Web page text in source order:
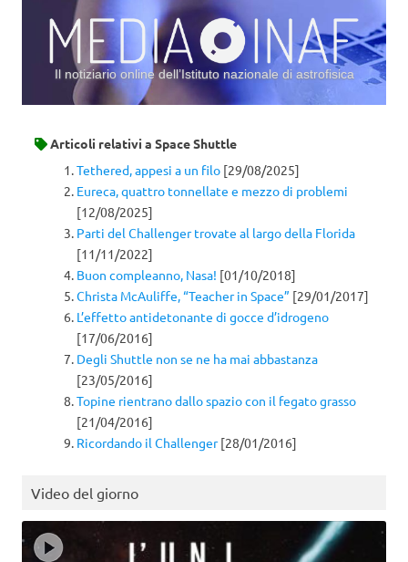
Il notiziario online dell’Istituto nazionale di astrofisica
Articoli relativi a Space Shuttle
Tethered, appesi a un filo [29/08/2025]
Eureca, quattro tonnellate e mezzo di problemi
[12/08/2025]
Parti del Challenger trovate al largo della Florida
[11/11/2022]
Buon compleanno, Nasa! [01/10/2018]
Christa McAuliffe, “Teacher in Space” [29/01/2017]
L’effetto antidetonante di gocce d’idrogeno
[17/06/2016]
Degli Shuttle non se ne ha mai abbastanza
[23/05/2016]
Topine rientrano dallo spazio con il fegato grasso
[21/04/2016]
Ricordando il Challenger[28/01/2016]
Video del giorno